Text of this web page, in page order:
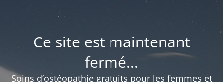
Ce site est maintenant
fermé...
Soins d’ostéopathie gratuits pour les femmes et